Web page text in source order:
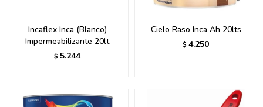
Incaflex Inca (Blanco)
Impermeabilizante 20lt
$ 5.244
Cielo Raso Inca Ah 20lts
$ 4.250